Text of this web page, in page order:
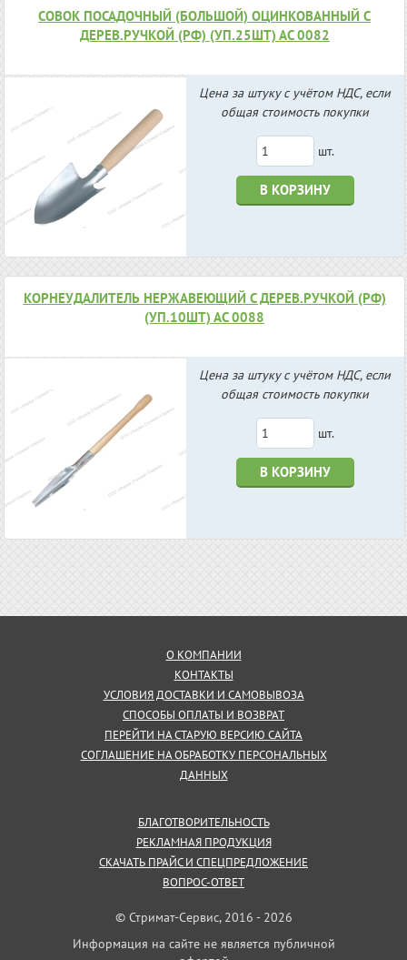
СОВОК ПОСАДОЧНЫЙ (БОЛЬШОЙ) ОЦИНКОВАННЫЙ С
ДЕРЕВ.РУЧКОЙ (РФ) (УП.25ШТ) АС 0082
Цена за штуку с учётом НДС, если
общая стоимость покупки
шт.
В КОРЗИНУ
КОРНЕУДАЛИТЕЛЬ НЕРЖАВЕЮЩИЙ С ДЕРЕВ.РУЧКОЙ (РФ)
(УП.10ШТ) АС 0088
Цена за штуку с учётом НДС, если
общая стоимость покупки
шт.
В КОРЗИНУ
О КОМПАНИИ
КОНТАКТЫ
УСЛОВИЯ ДОСТАВКИ И САМОВЫВОЗА
СПОСОБЫ ОПЛАТЫ И ВОЗВРАТ
ПЕРЕЙТИ НА СТАРУЮ ВЕРСИЮ САЙТА
СОГЛАШЕНИЕ НА ОБРАБОТКУ ПЕРСОНАЛЬНЫХ
ДАННЫХ
БЛАГОТВОРИТЕЛЬНОСТЬ
РЕКЛАМНАЯ ПРОДУКЦИЯ
СКАЧАТЬ ПРАЙС И СПЕЦПРЕДЛОЖЕНИЕ
ВОПРОС-ОТВЕТ
© Стримат-Сервис, 2016 - 2026
Информация на сайте не является публичной